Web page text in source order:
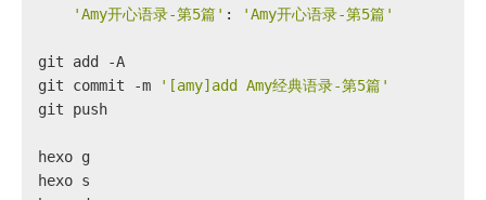
'Amy开心语录-第5篇' : 'Amy开心语录-第5篇'
git add -A
git commit -m
'[amy]add Amy经典语录-第5篇'
git push
hexo g
hexo s